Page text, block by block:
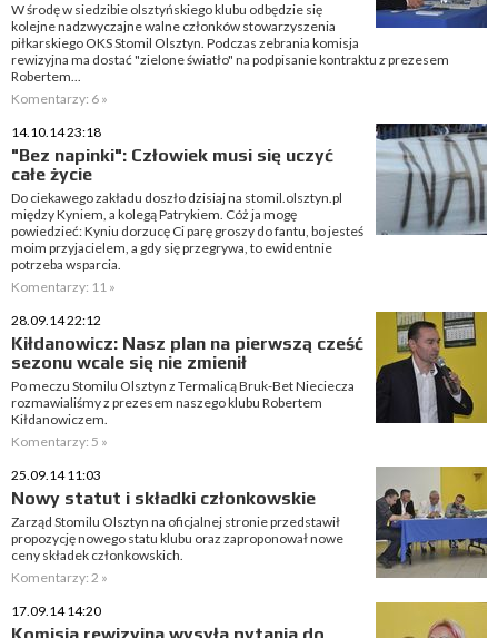
W środę w siedzibie olsztyńskiego klubu odbędzie się
kolejne nadzwyczajne walne członków stowarzyszenia
piłkarskiego OKS Stomil Olsztyn. Podczas zebrania komisja
rewizyjna ma dostać "zielone światło" na podpisanie kontraktu z prezesem
Robertem...
Komentarzy: 6 »
14.10.14 23:18
"Bez napinki": Człowiek musi się uczyć
całe życie
Do ciekawego zakładu doszło dzisiaj na stomil.olsztyn.pl
między Kyniem, a kolegą Patrykiem. Cóż ja mogę
powiedzieć: Kyniu dorzucę Ci parę groszy do fantu, bo jesteś
moim przyjacielem, a gdy się przegrywa, to ewidentnie
potrzeba wsparcia.
Komentarzy: 11 »
28.09.14 22:12
Kiłdanowicz: Nasz plan na pierwszą cześć
sezonu wcale się nie zmienił
Po meczu Stomilu Olsztyn z Termalicą Bruk-Bet Nieciecza
rozmawialiśmy z prezesem naszego klubu Robertem
Kiłdanowiczem.
Komentarzy: 5 »
25.09.14 11:03
Nowy statut i składki członkowskie
Zarząd Stomilu Olsztyn na oficjalnej stronie przedstawił
propozycję nowego statu klubu oraz zaproponował nowe
ceny składek członkowskich.
Komentarzy: 2 »
17.09.14 14:20